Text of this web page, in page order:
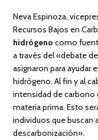
Neva Espinoza,
Recursos Bajos en
hidrógeno como
a través del «debate
asignaron para ayudar
hidrógeno. Al fin y al
intensidad de carbono
materia prima. Esto
individuos que buscan
descarbonización».